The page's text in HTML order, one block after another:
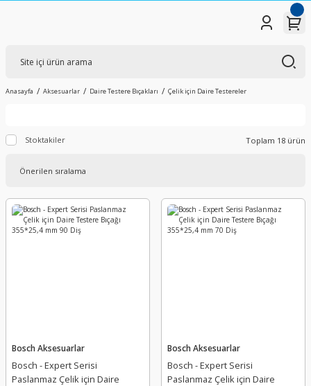
Anasayfa Aksesuarlar Daire Testere Bıçakları Çelik için Daire Testereler
Stoktakiler Toplam 18 ürün
Bosch Aksesuarlar
Bosch - Expert Serisi
Paslanmaz Çelik için Daire
Bosch Aksesuarlar
Bosch - Expert Serisi
Paslanmaz Çelik için Daire